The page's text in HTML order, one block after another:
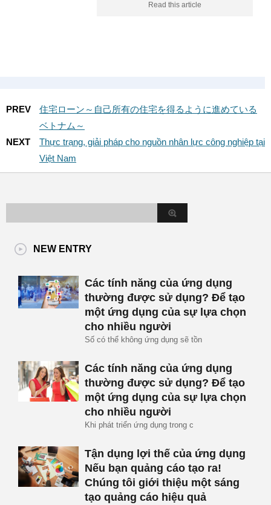
Read this article
PREV
住宅ローン～自己所有の住宅を得るように進めている
ベトナム～
NEXT
Thực trạng, giải pháp cho nguồn nhân lực công nghiệp tại
Việt Nam
NEW ENTRY
Các tính năng của ứng dụng
thường được sử dụng? Để tạo
một ứng dụng của sự lựa chọn
cho nhiều người
Số có thể không ứng dụng sẽ tồn
Các tính năng của ứng dụng
thường được sử dụng? Để tạo
một ứng dụng của sự lựa chọn
cho nhiều người
Khi phát triển ứng dụng trong c
Tận dụng lợi thế của ứng dụng
Nếu bạn quảng cáo tạo ra!
Chúng tôi giới thiệu một sáng
tạo quảng cáo hiệu quả